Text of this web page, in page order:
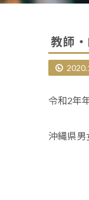
教師
令和2年
沖縄県男